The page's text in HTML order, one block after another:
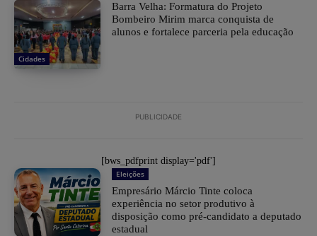
Cidades
Barra Velha: Formatura do Projeto
Bombeiro Mirim marca conquista de
alunos e fortalece parceria pela educação
PUBLICIDADE
[bws_pdfprint display='pdf']
Eleições
Empresário Márcio Tinte coloca
experiência no setor produtivo à
disposição como pré-candidato a deputado
estadual